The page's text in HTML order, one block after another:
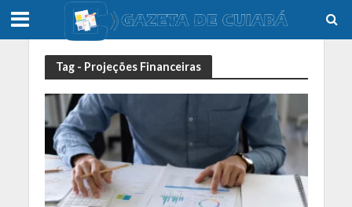
Tag - Projeções Financeiras